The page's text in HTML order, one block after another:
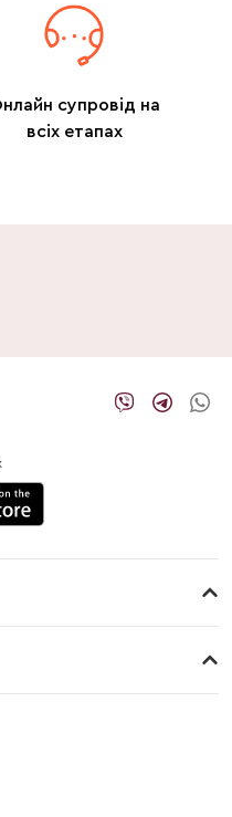
супровід на
всіх етапах